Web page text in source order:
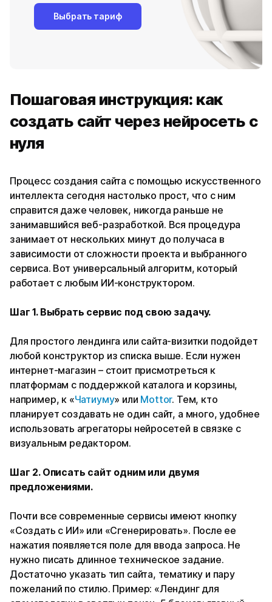
Выбрать тариф
Пошаговая инструкция: как
создать сайт через нейросеть с
нуля
Процесс создания сайта с помощью искусственного
интеллекта сегодня настолько прост, что с ним
справится даже человек, никогда раньше не
занимавшийся веб-разработкой. Вся процедура
занимает от нескольких минут до получаса в
зависимости от сложности проекта и выбранного
сервиса. Вот универсальный алгоритм, который
работает с любым ИИ-конструктором.
Шаг 1. Выбрать сервис под свою задачу.
Для простого лендинга или сайта-визитки подойдет
любой конструктор из списка выше. Если нужен
интернет-магазин – стоит присмотреться к
платформам с поддержкой каталога и корзины,
например, к «Чатиуму» или Mottor. Тем, кто
планирует создавать не один сайт, а много, удобнее
использовать агрегаторы нейросетей в связке с
визуальным редактором.
Шаг 2. Описать сайт одним или двумя
предложениями.
Почти все современные сервисы имеют кнопку
«Создать с ИИ» или «Сгенерировать». После ее
нажатия появляется поле для ввода запроса. Не
нужно писать длинное техническое задание.
Достаточно указать тип сайта, тематику и пару
пожеланий по стилю. Пример: «Лендинг для